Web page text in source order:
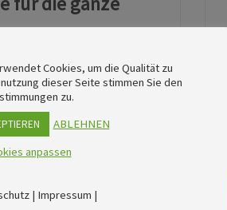
Cookies, um die Qualität zu
dieser Seite stimmen Sie den
zu.
ABLEHNEN
anpassen
| Impressum |